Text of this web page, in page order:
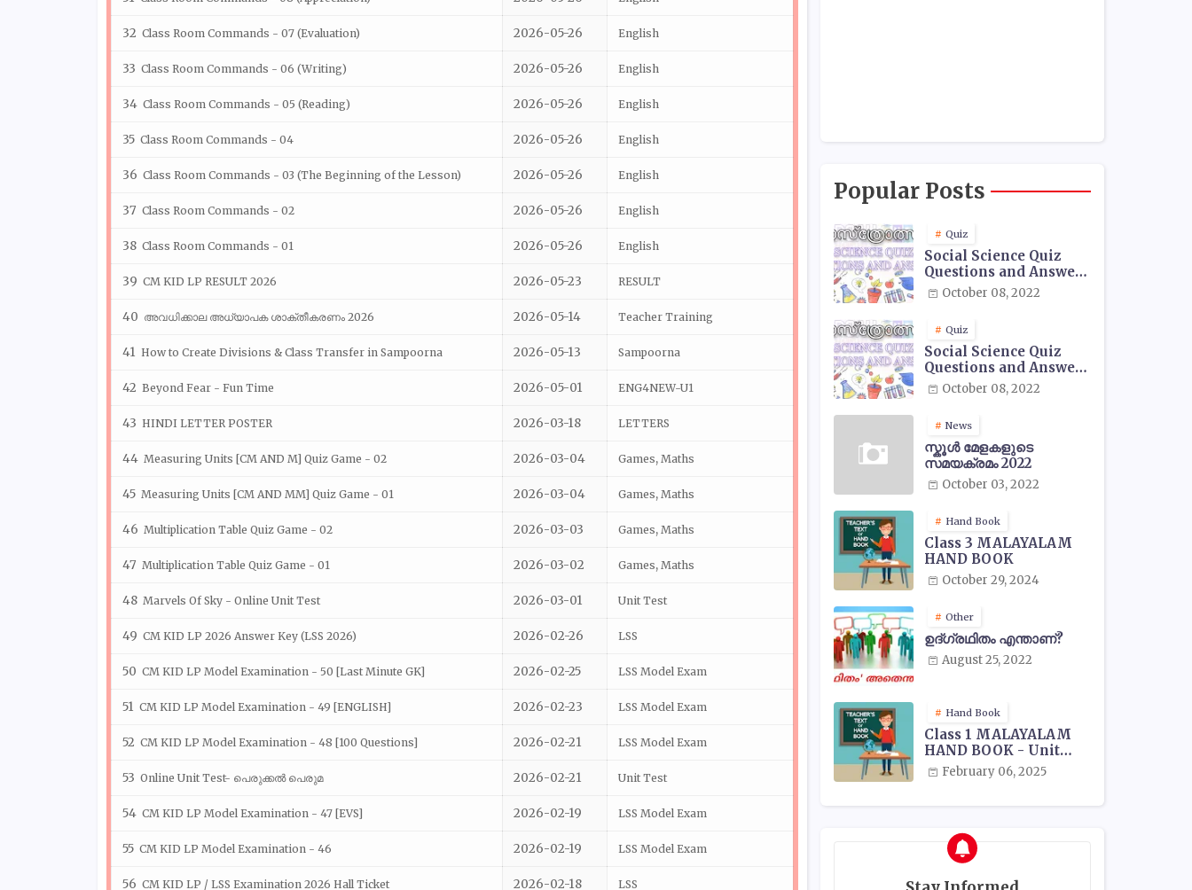
Class Room Commands - 07 (Evaluation) 2026-05-26 English
Class Room Commands - 06 (Writing) 2026-05-26 English
Class Room Commands - 05 (Reading) 2026-05-26 English
Class Room Commands - 04 2026-05-26 English
Class Room Commands - 03 (The Beginning of the Lesson) 2026-05-26 English
Class Room Commands - 02 2026-05-26 English
Class Room Commands - 01 2026-05-26 English
CM KID LP RESULT 2026 2026-05-23 RESULT
അവധിക്കാല അധ്യാപക ശാക്തീകരണം 2026 2026-05-14 Teacher Training
How to Create Divisions & Class Transfer in Sampoorna 2026-05-13 Sampoorna
Beyond Fear - Fun Time 2026-05-01 ENG4NEW-U1
HINDI LETTER POSTER 2026-03-18 LETTERS
Measuring Units [CM AND M] Quiz Game - 02 2026-03-04 Games, Maths
Measuring Units [CM AND MM] Quiz Game - 01 2026-03-04 Games, Maths
Multiplication Table Quiz Game - 02 2026-03-03 Games, Maths
Multiplication Table Quiz Game - 01 2026-03-02 Games, Maths
Marvels Of Sky - Online Unit Test 2026-03-01 Unit Test
CM KID LP 2026 Answer Key (LSS 2026) 2026-02-26 LSS
CM KID LP Model Examination - 50 [Last Minute GK] 2026-02-25 LSS Model Exam
CM KID LP Model Examination - 49 [ENGLISH] 2026-02-23 LSS Model Exam
CM KID LP Model Examination - 48 [100 Questions] 2026-02-21 LSS Model Exam
Online Unit Test- പെരുക്കൽ പെരുമ 2026-02-21 Unit Test
CM KID LP Model Examination - 47 [EVS] 2026-02-19 LSS Model Exam
CM KID LP Model Examination - 46 2026-02-19 LSS Model Exam
CM KID LP / LSS Examination 2026 Hall Ticket 2026-02-18 LSS
Popular Posts
Quiz
Social Science Quiz
Questions and Answers
- 01October 08, 2022
Quiz
Social Science Quiz
Questions and Answers
- 02October 08, 2022
News
സ്കൂൾ മേളകളുടെ
സമയക്രമം 2022
October 03, 2022
Hand Book
Class 3 MALAYALAM
HAND BOOK
October 29, 2024
Other
ഉദ്ഗ്രഥിതം എന്താണ്?
August 25, 2022
Hand Book
Class 1 MALAYALAM
HAND BOOK - Unit
WiseFebruary 06, 2025